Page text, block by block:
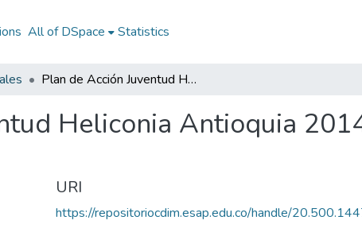
All of DSpace Statistics
Plan de Acción Juventud Heliconia Antioquia 2014: PAJU Heliconia Antioquia 2014
Heliconia Antioquia
URI
https://repositoriocdim.esap.edu.co/handle/